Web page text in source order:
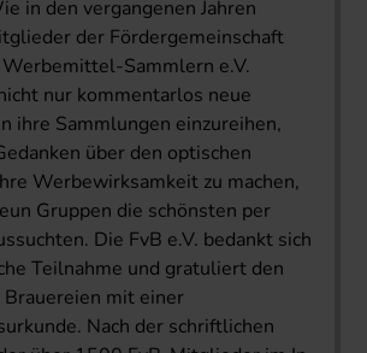
in den vergangenen Jahren
der Fördergemeinschaft
Sammlern e.V.
nur kommentarlos neue
ihre Sammlungen einzureihen,
über den optischen
Werbewirksamkeit zu machen,
Gruppen die schönsten per
Die FvB e.V. bedankt sich
Teilnahme und gratuliert den
mit einer
Nach der schriftlichen